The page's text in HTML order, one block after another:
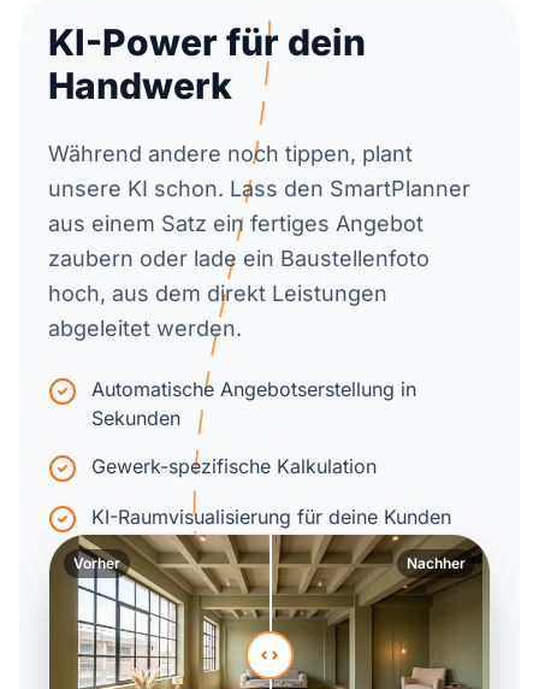
KI-Power für dein
Handwerk
Während andere noch tippen, plant
unsere KI schon. Lass den SmartPlanner
aus einem Satz ein fertiges Angebot
zaubern oder lade ein Baustellenfoto
hoch, aus dem direkt Leistungen
abgeleitet werden.
Automatische Angebotserstellung in
Sekunden
Gewerk-spezifische Kalkulation
KI-Raumvisualisierung für deine Kunden
Vorher Nachher